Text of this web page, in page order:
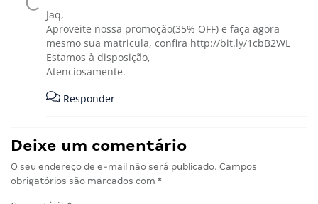
Jaq,
Aproveite nossa promoção(35% OFF) e faça agora
mesmo sua matricula, confira http://bit.ly/1cbB2WL
Estamos à disposição,
Atenciosamente.
Responder
Deixe um comentário
O seu endereço de e-mail não será publicado. Campos
obrigatórios são marcados com *